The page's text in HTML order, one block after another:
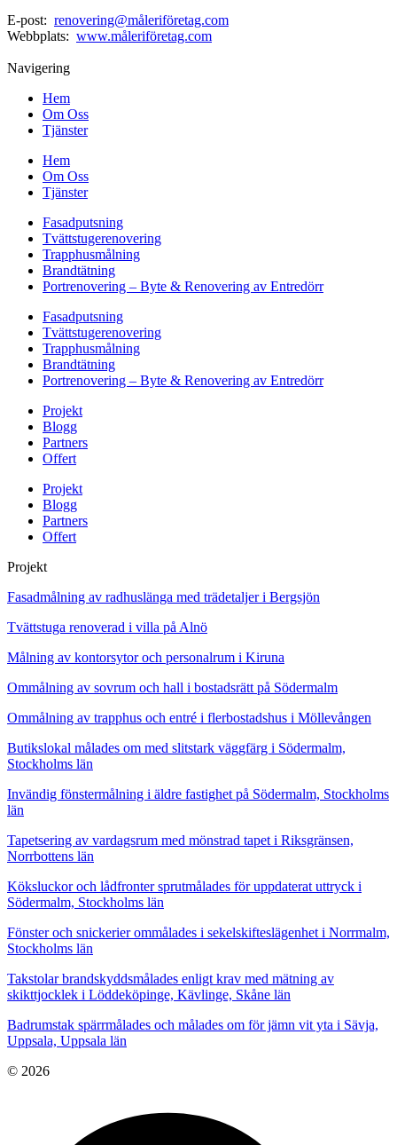
E-post: renovering@måleriföretag.com
Webbplats: www.måleriföretag.com
Navigering
Hem
Om Oss
Tjänster
Hem
Om Oss
Tjänster
Fasadputsning
Tvättstugerenovering
Trapphusmålning
Brandtätning
Portrenovering – Byte & Renovering av Entredörr
Fasadputsning
Tvättstugerenovering
Trapphusmålning
Brandtätning
Portrenovering – Byte & Renovering av Entredörr
Projekt
Blogg
Partners
Offert
Projekt
Blogg
Partners
Offert
Projekt
Fasadmålning av radhuslänga med trädetaljer i Bergsjön
Tvättstuga renoverad i villa på Alnö
Målning av kontorsytor och personalrum i Kiruna
Ommålning av sovrum och hall i bostadsrätt på Södermalm
Ommålning av trapphus och entré i flerbostadshus i Möllevången
Butikslokal målades om med slitstark väggfärg i Södermalm,
Stockholms län
Invändig fönstermålning i äldre fastighet på Södermalm, Stockholms
län
Tapetsering av vardagsrum med mönstrad tapet i Riksgränsen,
Norrbottens län
Köksluckor och lådfronter sprutmålades för uppdaterat uttryck i
Södermalm, Stockholms län
Fönster och snickerier ommålades i sekelskifteslägenhet i Norrmalm,
Stockholms län
Takstolar brandskyddsmålades enligt krav med mätning av
skikttjocklek i Löddeköpinge, Kävlinge, Skåne län
Badrumstak spärrmålades och målades om för jämn vit yta i Sävja,
Uppsala, Uppsala län
© 2026